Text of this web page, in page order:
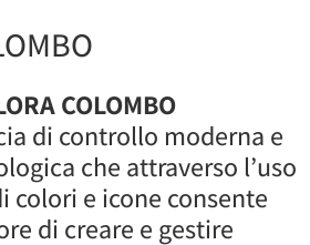
COLOMBO
di controllo moderna e
che attraverso l’uso
colori e icone consente
di creare e gestire